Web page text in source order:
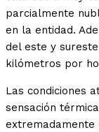
parcialmente
en la entidad.
del este y
kilómetros por
Las condiciones
sensación
extremadamente